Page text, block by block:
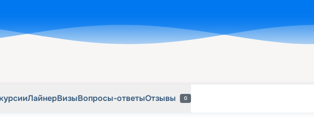
ЛайнерВизыВопросы-ответыОтзывы 0